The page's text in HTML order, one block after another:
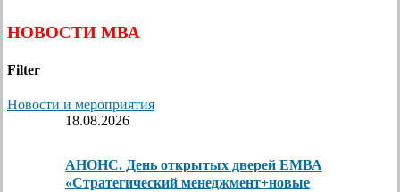
НОВОСТИ МВА
Filter
Новости и мероприятия
18.08.2026
АНОНС. День открытых дверей ЕМВА
«Стратегический менеджмент+новые